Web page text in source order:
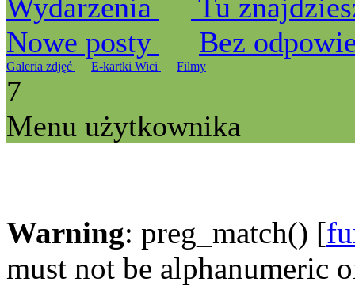
Wydarzenia
Tu
Nowe posty
Bez
Galeria zdjęć E-kartki Wici Filmy
7
Menu użytkownika
Warning: preg_match() [
must not be alphanumeric